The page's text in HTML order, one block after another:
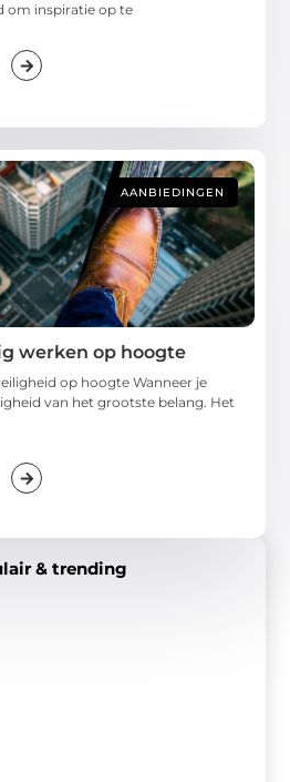
& trending
om inspiratie op te
AANBIEDINGEN
werken op hoogte
op hoogte Wanneer je
van het grootste belang. Het